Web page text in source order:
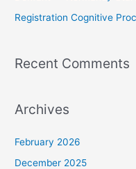
Registration Cognitive
Recent Comments
Archives
February 2026
December 2025